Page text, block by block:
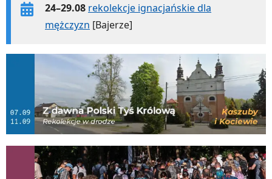
24–29.08 rekolekcje ignacjańskie dla
mężczyzn [Bajerze]